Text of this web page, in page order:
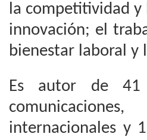
la competitividad
innovación; el
bienestar laboral y
Es autor de 41
internacionales y